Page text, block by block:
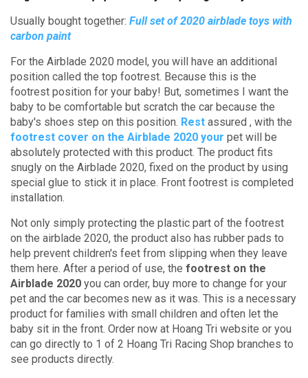
Usually bought together: Full set of 2020 airblade toys with
carbon paint
For the Airblade 2020 model, you will have an additional
position called the top footrest. Because this is the
footrest position for your baby! But, sometimes I want the
baby to be comfortable but scratch the car because the
baby's shoes step on this position. Rest assured , with the
footrest cover on the Airblade 2020 your pet will be
absolutely protected with this product. The product fits
snugly on the Airblade 2020, fixed on the product by using
special glue to stick it in place. Front footrest is completed
installation.
Not only simply protecting the plastic part of the footrest
on the airblade 2020, the product also has rubber pads to
help prevent children's feet from slipping when they leave
them here. After a period of use, the footrest on the
Airblade 2020 you can order, buy more to change for your
pet and the car becomes new as it was. This is a necessary
product for families with small children and often let the
baby sit in the front. Order now at Hoang Tri website or you
can go directly to 1 of 2 Hoang Tri Racing Shop branches to
see products directly.